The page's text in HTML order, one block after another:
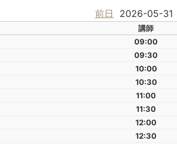
前日 2026-05-31
講師
09:00
09:30
10:00
10:30
11:00
11:30
12:00
12:30